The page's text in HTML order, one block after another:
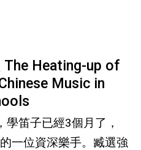
The Heating-up of
Music in
笛子已經3個月了，
一位資深樂手。臧選強